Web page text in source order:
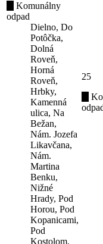
Komunálny
odpad
Dielno, Do
Potôčka,
Dolná
Roveň,
Horná
Roveň,
Hrbky,
Kamenná
ulica, Na
Bežan,
Nám. Jozefa
Likavčana,
Nám.
Martina
Benku,
Nižné
Hrady, Pod
Horou, Pod
Kopanicami,
Pod
Kostolom,
25